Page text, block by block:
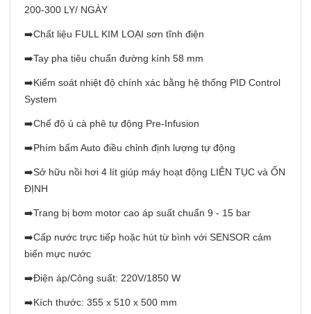
200-300 LY/ NGÀY
➡️Chất liệu FULL KIM LOẠI sơn tĩnh điện
➡️Tay pha tiêu chuẩn đường kính 58 mm
➡️Kiểm soát nhiệt độ chính xác bằng hệ thống PID Control
System
➡️Chế độ ủ cà phê tự động Pre-Infusion
➡️Phím bấm Auto điều chỉnh định lượng tự động
➡️Sở hữu nồi hơi 4 lít giúp máy hoạt động LIÊN TỤC và ỔN
ĐỊNH
➡️Trang bị bơm motor cao áp suất chuẩn 9 - 15 bar
➡️Cấp nước trực tiếp hoặc hút từ bình với SENSOR cảm
biến mực nước
➡️Điện áp/Công suất: 220V/1850 W
➡️Kích thước: 355 x 510 x 500 mm